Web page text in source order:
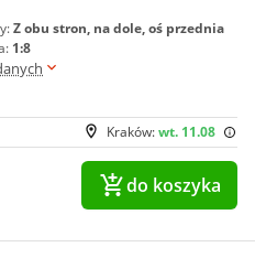
Z obu stron, na dole, oś przednia
1:8
Kraków:wt. 11.08
do koszyka